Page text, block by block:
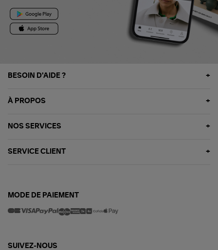
BESOIN D'AIDE ?
À PROPOS
NOS SERVICES
SERVICE CLIENT
MODE DE PAIEMENT
SUIVEZ-NOUS